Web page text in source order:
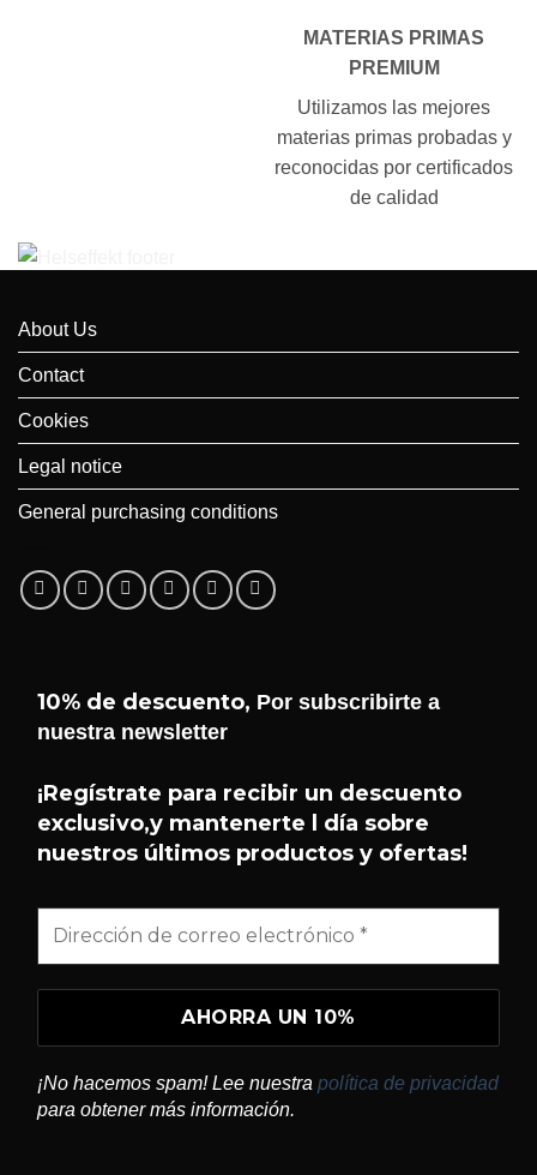
MATERIAS PRIMAS
PREMIUM
Utilizamos las mejores
materias primas probadas y
reconocidas por certificados
de calidad
About Us
Contact
Cookies
Legal notice
General purchasing conditions
10% de descuento, Por subscribirte a
nuestra newsletter
¡Regístrate para recibir un descuento
exclusivo,y mantenerte l día sobre
nuestros últimos productos y ofertas!
¡No hacemos spam! Lee nuestra política de privacidad
para obtener más información.
H En línea
Helseffekt. Puedo ayudarte con
información sobre nuestros
productos, ingredientes, cómo
comprar y mucho más.
¿QUÉ PRODUCTOS TENÉIS?
¿DÓNDE PUEDO COMPRAR?